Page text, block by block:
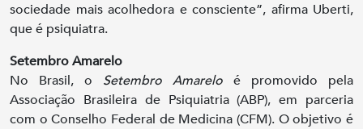
sociedade mais acolhedora e consciente”, afirma Uberti,
que é psiquiatra.
Setembro Amarelo
No Brasil, o Setembro Amarelo é promovido pela
Associação Brasileira de Psiquiatria (ABP), em parceria
com o Conselho Federal de Medicina (CFM). O objetivo é